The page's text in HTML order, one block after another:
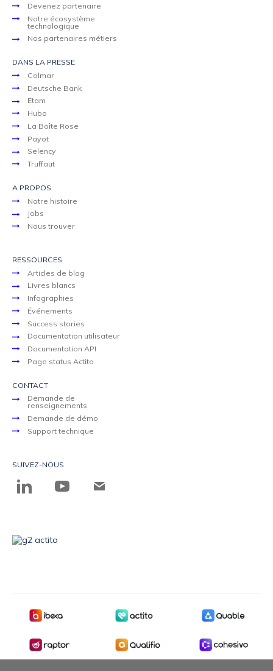
Devenez partenaire
Notre écosystème
technologique
Nos partenaires métiers
DANS LA PRESSE
Colmar
Deutsche Bank
Etam
Hubo
La Boîte Rose
Payot
Selency
Truffaut
A PROPOS
Notre histoire
Jobs
Nous trouver
RESSOURCES
Articles de blog
Livres blancs
Infographies
Événements
Success stories
Documentation utilisateur
Documentation API
Page status Actito
CONTACT
Demande de
renseignements
Demande de démo
Support technique
SUIVEZ-NOUS